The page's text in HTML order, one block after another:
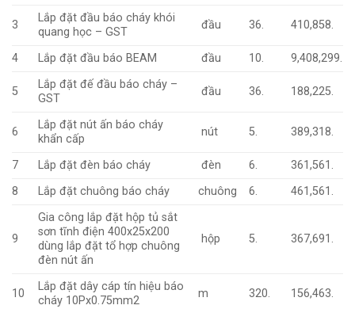
3
Lắp đặt đầu báo cháy khói
quang học – GST
đầu 36. 410,858.
4 Lắp đặt đầu báo BEAM đầu 10. 9,408,299.
5
Lắp đặt đế đầu báo cháy –
GST
đầu 36. 188,225.
6
Lắp đặt nút ấn báo cháy
khẩn cấp
nút 5. 389,318.
7 Lắp đặt đèn báo cháy đèn 6.
361,561.
8
Lắp đặt chuông báo cháy chuông 6. 461,561.
9
Gia công lắp đặt hộp tủ sắt
sơn tĩnh điện 400x25x200
dùng lắp đặt tổ hợp chuông
đèn nút ấn
hộp 5. 367,691.
10
Lắp đặt dây cáp tín hiệu báo
cháy 10Px0.75mm2
m 320. 156,463.